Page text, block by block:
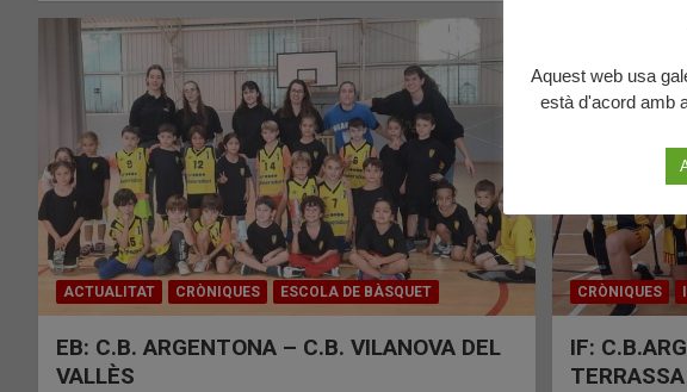
ACTUALITAT CRÒNIQUES ESCOLA DE BÀSQUET
EB: C.B. ARGENTONA – C.B. VILANOVA DEL
VALLÈS
CRÒNIQUES
IF:
Aquest web usa
està d'acord amb